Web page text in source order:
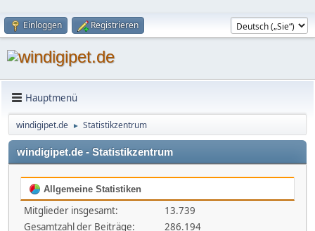
Einloggen Registrieren
Hauptmenü
windigipet.de ► Statistikzentrum
windigipet.de - Statistikzentrum
Allgemeine Statistiken
Mitglieder insgesamt:
13.739
Gesamtzahl der Beiträge:
286.194